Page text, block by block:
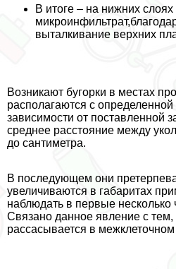
В итоге – на нижних слоях
выталкивание верхних
Возникают бугорки в местах
располагаются с
зависимости от поставленной
среднее расстояние между
до сантиметра.
В последующем они
увеличиваются в габаритах
наблюдать в первые несколько
Связано данное явление с тем,
рассасывается в